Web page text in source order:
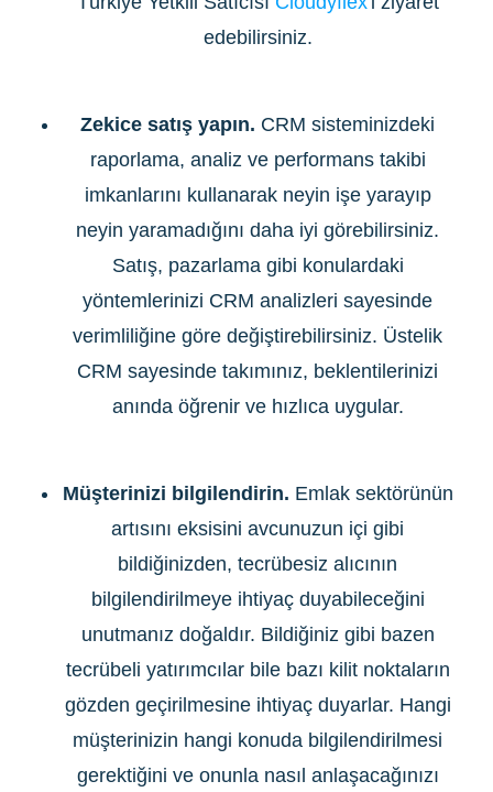
edebilirsiniz.
Zekice satış yapın. CRM sisteminizdeki
raporlama, analiz ve performans takibi
imkanlarını kullanarak neyin işe yarayıp
neyin yaramadığını daha iyi görebilirsiniz.
Satış, pazarlama gibi konulardaki
yöntemlerinizi CRM analizleri sayesinde
verimliliğine göre değiştirebilirsiniz. Üstelik
CRM sayesinde takımınız, beklentilerinizi
anında öğrenir ve hızlıca uygular.
Müşterinizi bilgilendirin. Emlak sektörünün
artısını eksisini avcunuzun içi gibi
bildiğinizden, tecrübesiz alıcının
bilgilendirilmeye ihtiyaç duyabileceğini
unutmanız doğaldır. Bildiğiniz gibi bazen
tecrübeli yatırımcılar bile bazı kilit noktaların
gözden geçirilmesine ihtiyaç duyarlar. Hangi
müşterinizin hangi konuda bilgilendirilmesi
gerektiğini ve onunla nasıl anlaşacağınızı